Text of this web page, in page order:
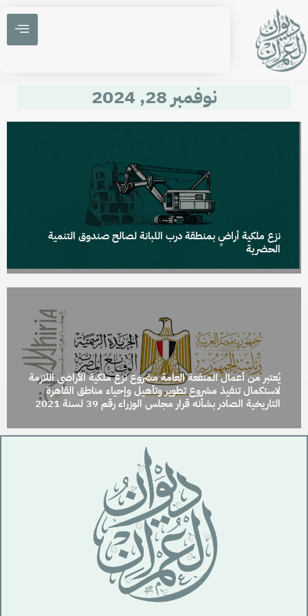
نوفمبر 28, 2024
نزع ملكية أراضٍ بمنطقة درب اللبانة لصالح صندوق التنمية
الحضرية
يُعتبر من أعمال المنفعة العامة مشروع نزع ملكية الأراضى اللازمة
لاستكمال تنفيذ مشروع تطوير وتأهيل وإحياء مناطق القاهرة
التاريخية الصادر بشأنه قرار مجلس الوزراء رقم 39 لسنة 2021